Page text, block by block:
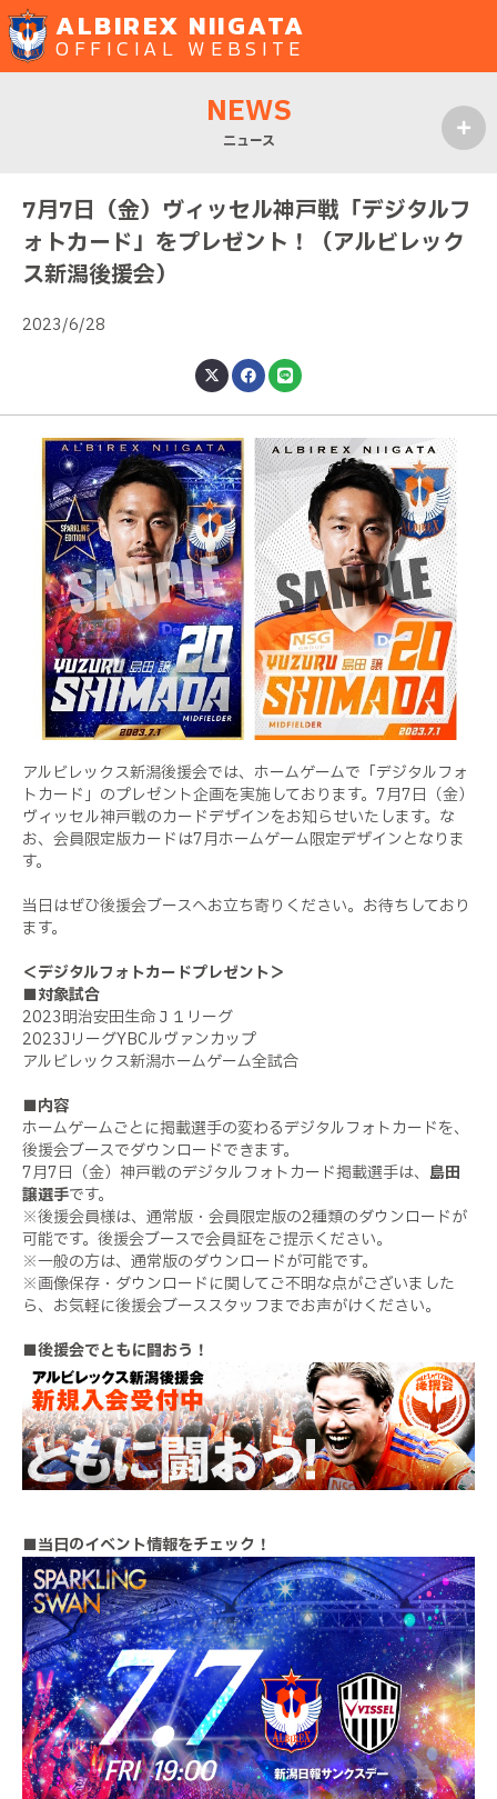
ALBIREX NIIGATA
OFFICIAL WEBSITE
NEWS
ニュース
7月7日（金）ヴィッセル神戸戦「デジタルフ
ォトカード」をプレゼント！（アルビレック
ス新潟後援会）
2023/6/28
アルビレックス新潟後援会では、ホームゲームで「デジタルフォ
トカード」のプレゼント企画を実施しております。7月7日（金）
ヴィッセル神戸戦のカードデザインをお知らせいたします。な
お、会員限定版カードは7月ホームゲーム限定デザインとなりま
す。
当日はぜひ後援会ブースへお立ち寄りください。お待ちしており
ます。
＜デジタルフォトカードプレゼント＞
■対象試合
2023明治安田生命Ｊ１リーグ
2023JリーグYBCルヴァンカップ
アルビレックス新潟ホームゲーム全試合
■内容
ホームゲームごとに掲載選手の変わるデジタルフォトカードを、
後援会ブースでダウンロードできます。
7月7日（金）神戸戦のデジタルフォトカード掲載選手は、 島田
譲選手です。
※後援会員様は、通常版・会員限定版の2種類のダウンロードが
可能です。後援会ブースで会員証をご提示ください。
※一般の方は、通常版のダウンロードが可能です。
※画像保存・ダウンロードに関してご不明な点がございました
ら、お気軽に後援会ブーススタッフまでお声がけください。
■後援会でともに闘おう！
■当日のイベント情報をチェック！